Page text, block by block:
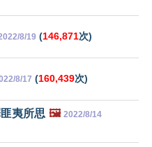
8/19 (146,871次)
8/17 (160,439次)
夷所思 🖼️ 2022/8/14